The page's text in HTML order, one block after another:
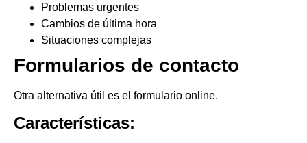
Problemas urgentes
Cambios de última hora
Situaciones complejas
Formularios de contacto
Otra alternativa útil es el formulario online.
Características: